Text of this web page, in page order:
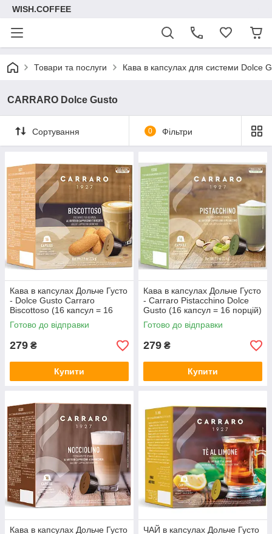
WISH.COFFEE
Товари та послуги Кава в капсулах для системи Dolce
CARRARO Dolce Gusto
Сортування 0 Фільтри
Кава в капсулах Дольче Густо
- Dolce Gusto Carraro
Biscottoso (16 капсул = 16
порцій)
Готово до відправки
279 ₴
Купити
Кава в капсулах Дольче Густо
- Carraro Pistacchino Dolce
Gusto (16 капсул = 16 порцій)
Готово до відправки
279 ₴
Купити
Кава в капсулах Дольче Густо
ЧАЙ в капсулах Дольче Густо